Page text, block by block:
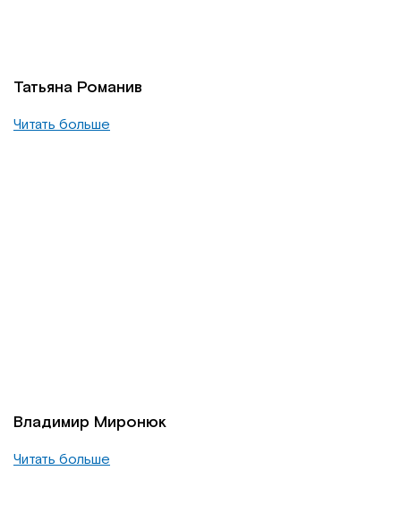
Татьяна Романив
Читать больше
Владимир Миронюк
Читать больше